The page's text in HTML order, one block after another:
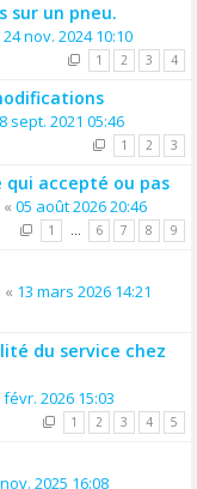
sur un pneu.
24 nov. 2024 10:10
1 2 3 4
sept. 2021 05:46
1 2 3
qui accepté ou pas
« 05 août 2026 20:46
1 … 6 7 8 9
« 13 mars 2026 14:21
du service chez
févr. 2026 15:03
1 2 3 4 5
2025 16:08